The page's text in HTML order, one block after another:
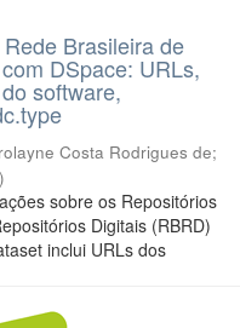
Brasileira de
DSpace: URLs,
software,
Costa Rodrigues de;
)
sobre os Repositórios
Digitais (RBRD)
inclui URLs dos